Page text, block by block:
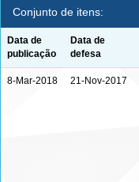
Conjunto de itens:
Data de
publicação
Data de
defesa
8-Mar-2018 21-Nov-2017